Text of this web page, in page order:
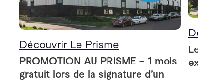
Découvrir Le Prisme
PROMOTION AU PRISME – 1 mois
gratuit lors de la signature d’un
Le